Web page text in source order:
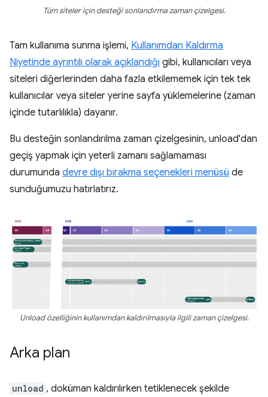
Tüm siteler için desteği sonlandırma zaman çizelgesi.
Tam kullanıma sunma işlemi, Kullanımdan Kaldırma
Niyetinde ayrıntılı olarak açıklandığı gibi, kullanıcıları veya
siteleri diğerlerinden daha fazla etkilememek için tek tek
kullanıcılar veya siteler yerine sayfa yüklemelerine (zaman
içinde tutarlılıkla) dayanır.
Bu desteğin sonlandırılma zaman çizelgesinin, unload'dan
geçiş yapmak için yeterli zamanı sağlamaması
durumunda devre dışı bırakma seçenekleri menüsü de
sunduğumuzu hatırlatırız.
Unload özelliğinin kullanımdan kaldırılmasıyla ilgili zaman çizelgesi.
Arka plan
unload , doküman kaldırılırken tetiklenecek şekilde